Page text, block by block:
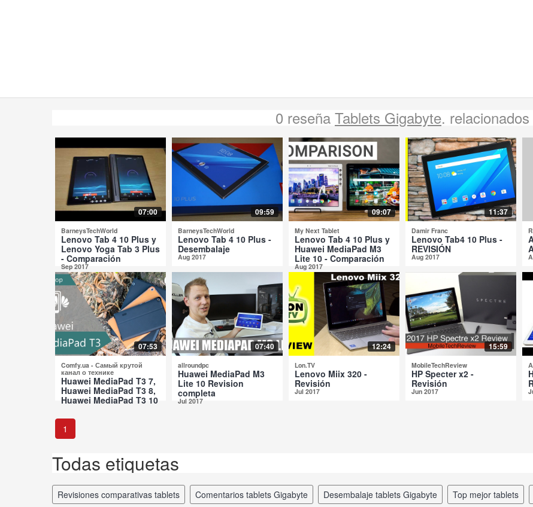
0 reseña Tablets Gigabyte. relacionados
07:00
BarneysTechWorld
Lenovo Tab 4 10 Plus y
Lenovo Yoga Tab 3 Plus
- Comparación
Sep 2017
09:59
BarneysTechWorld
Lenovo Tab 4 10 Plus -
Desembalaje
Aug 2017
09:07
My Next Tablet
Lenovo Tab 4 10 Plus y
Huawei MediaPad M3
Lite 10 - Comparación
Aug 2017
11:37
Damir Franc
Lenovo Tab4 10 Plus -
REVISIÓN
Aug 2017
07:53
Comfy.ua - Самый крутой
канал о технике
Huawei MediaPad T3 7,
Huawei MediaPad T3 8,
Huawei MediaPad T3 10
Jul 2017
07:40
allroundpc
Huawei MediaPad M3
Lite 10 Revision
completa
Jul 2017
12:24
Lon.TV
Lenovo Miix 320 -
Revisión
Jul 2017
15:59
MobileTechReview
HP Specter x2 -
Revisión
Jun 2017
1
Todas etiquetas
revisiones comparativas tablets comentarios tablets Gigabyte desembalaje tablets Gigabyte top mejor tablets